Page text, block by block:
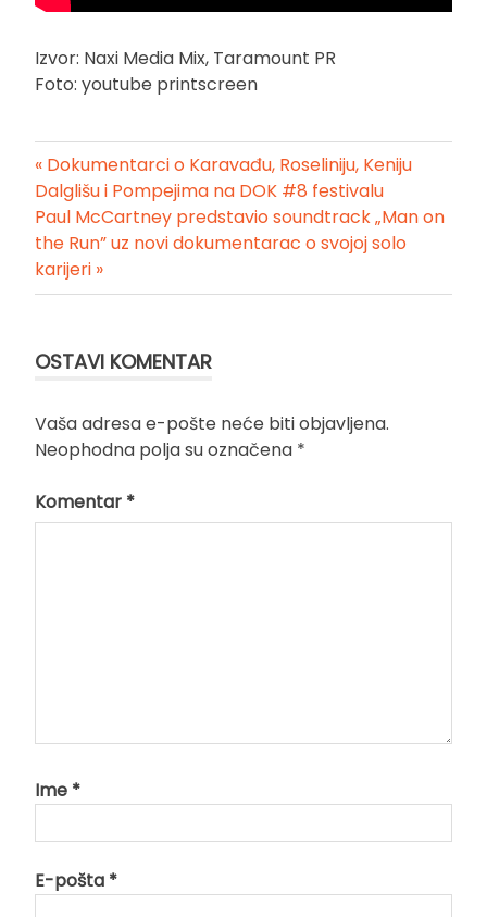
Izvor: Naxi Media Mix, Taramount PR
Foto: youtube printscreen
Kretanje
članka
« Dokumentarci o Karavađu, Roseliniju, Keniju
Dalglišu i Pompejima na DOK #8 festivalu
Paul McCartney predstavio soundtrack „Man on
the Run” uz novi dokumentarac o svojoj solo
karijeri »
OSTAVI KOMENTAR
Vaša adresa e-pošte neće biti objavljena.
Neophodna polja su označena *
Komentar *
Ime *
E-pošta *